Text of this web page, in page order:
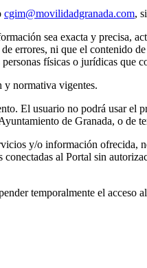
cgim@movilidadgranada.com,
sea exacta y precisa,
errores, ni que el contenido
físicas o jurídicas que
y normativa vigentes.
El usuario no podrá usar el
de Granada, o de
y/o información
al Portal sin
temporalmente el